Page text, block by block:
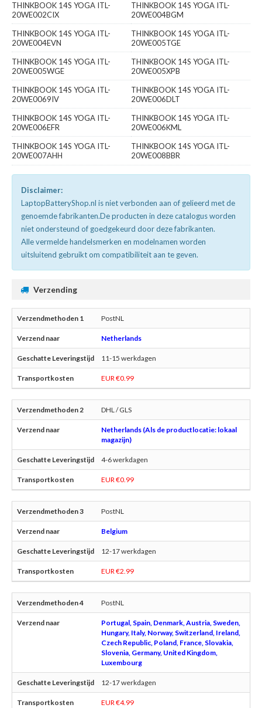
THINKBOOK 14S YOGA ITL-
20WE002CIX
THINKBOOK 14S YOGA ITL-
20WE004BGM
THINKBOOK 14S YOGA ITL-
20WE004EVN
THINKBOOK 14S YOGA ITL-
20WE005TGE
THINKBOOK 14S YOGA ITL-
20WE005WGE
THINKBOOK 14S YOGA ITL-
20WE005XPB
THINKBOOK 14S YOGA ITL-
20WE0069IV
THINKBOOK 14S YOGA ITL-
20WE006DLT
THINKBOOK 14S YOGA ITL-
20WE006EFR
THINKBOOK 14S YOGA ITL-
20WE006KML
THINKBOOK 14S YOGA ITL-
20WE007AHH
THINKBOOK 14S YOGA ITL-
20WE008BBR
Disclaimer:
LaptopBatteryShop.nl is niet verbonden aan of gelieerd met de
genoemde fabrikanten.De producten in deze catalogus worden
niet ondersteund of goedgekeurd door deze fabrikanten.
Alle vermelde handelsmerken en modelnamen worden
uitsluitend gebruikt om compatibiliteit aan te geven.
Verzending
PostNL
Netherlands
11-15 werkdagen
EUR €0.99
DHL / GLS
Netherlands (Als de productlocatie: lokaal
magazijn)
4-6 werkdagen
EUR €0.99
PostNL
Belgium
12-17 werkdagen
EUR €2.99
PostNL
Portugal, Spain, Denmark, Austria, Sweden,
Hungary, Italy, Norway, Switzerland, Ireland,
Czech Republic, Poland, France, Slovakia,
Slovenia, Germany, United Kingdom,
Luxembourg
12-17 werkdagen
EUR €4.99